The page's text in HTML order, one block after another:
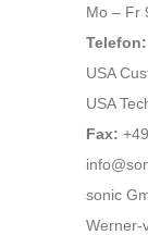
Mo – Fr
Telefon:
USA
USA
Fax:
sonic
Werner-